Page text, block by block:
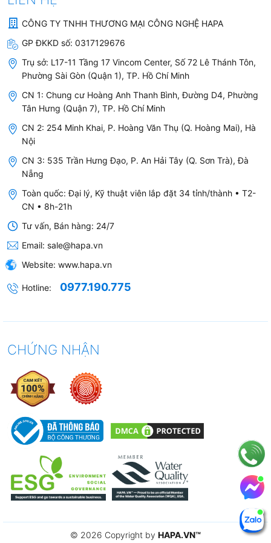
Toàn thân:
Inox SUS304-18/10 dày 1.2mm
Đáy nồi:
Nhiều lớp trong đó lớp nhôm dày
5mm
Tay cầm:
Inox cao cấp đánh bóng tản nhiệt
nhanh
Sử dụng:
Đường kính:
Ø22cm
Van:
Van chống mở an toàn
Lắp đặt
- Tất cả sản phẩm
tiêu chuẩn chất lượng với đầy đủ giấy tờ và chính
sách bảo hành chính hãng.
-Hàng mới 100%, nguyên đai, nguyên kiện, nhập
-Giá bán đã bao gồm VAT, có đầy đủ hóa đơn
GTGT.
SIÊU
(Grab, Be, Ahamove).
CÔNG TY TNHH THƯƠNG MẠI CÔNG NGHỆ HAPA
GP ĐKKD số: 0317129676
Trụ sở: L17-11 Tầng 17 Vincom Center, Số 72 Lê Thánh Tôn,
Phường Sài Gòn (Quận 1), TP. Hồ Chí Minh
CN 1: Chung cư Hoàng Anh Thanh Bình, Đường D4, Phường
Tân Hưng (Quận 7), TP. Hồ Chí Minh
CN 2: 254 Minh Khai, P. Hoàng Văn Thụ (Q. Hoàng Mai), Hà
Nội
CN 3: 535 Trần Hưng Đạo, P. An Hải Tây (Q. Sơn Trà), Đà
Nẵng
Toàn quốc: Đại lý, Kỹ thuật viên lắp đặt 34 tỉnh/thành • T2-
CN • 8h-21h
Tư vấn, Bán hàng: 24/7
Email: sale@hapa.vn
Website: www.hapa.vn
Hotline: 0977.190.775
CHỨNG NHẬN
© 2026 Copyright by HAPA.VN™